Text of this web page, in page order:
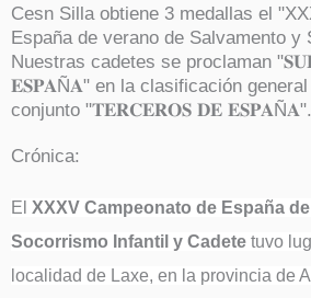
Cesn Silla obtiene 3 medallas el
España de verano de Salvamento y
Nuestras cadetes se proclaman
𝐄𝐒𝐏𝐀Ñ𝐀" en la clasificación
conjunto "𝐓𝐄𝐑𝐂𝐄𝐑𝐎𝐒 𝐃𝐄 𝐄𝐒𝐏𝐀Ñ𝐀".
Crónica:
El XXXV Campeonato de España
Socorrismo Infantil y Cadete tuvo
localidad de Laxe, en la provincia de